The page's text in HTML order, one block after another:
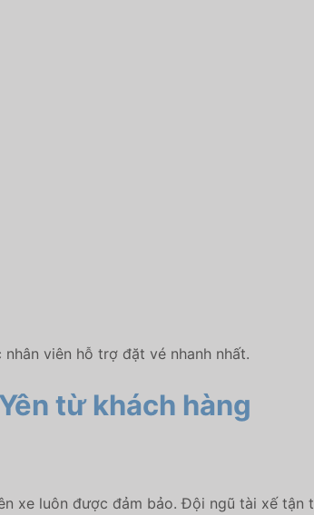
viên hỗ trợ đặt vé nhanh nhất.
từ khách hàng
xe luôn được đảm bảo. Đội ngũ tài xế tận